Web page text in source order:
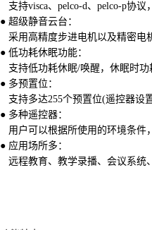
支持visca、pelco-d、pelco-p协议
● 超级静音云台：
采用高精度步进电机以及精密电
● 低功耗休眠功能：
支持低功耗休眠/唤醒，休眠时功
● 多预置位：
支持多达255个预置位(遥控器设
● 多种遥控器：
用户可以根据所使用的环境条件
● 应用场所多：
远程教育、教学录播、会议系统